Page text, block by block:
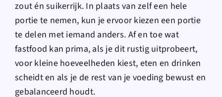
zout én suikerrijk. In plaats van zelf een hele
portie te nemen, kun je ervoor kiezen een portie
te delen met iemand anders. Af en toe wat
fastfood kan prima, als je dit rustig uitprobeert,
voor kleine hoeveelheden kiest, eten en drinken
scheidt en als je de rest van je voeding bewust en
gebalanceerd houdt.